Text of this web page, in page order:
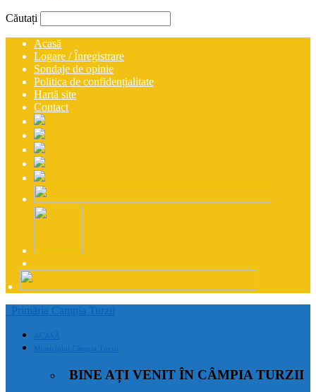
Căutați
Acasă
Logare / Înregistrare
Sondaje de opinie
Politica de confidențialitate
Hartă site
Contact
Primăria Campia Turzii
ACASĂ
Municipiul Câmpia Turzii
BINE AȚI VENIT ÎN CÂMPIA TURZII